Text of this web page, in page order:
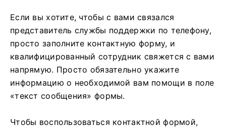
Если вы хотите, чтобы с вами связался
представитель службы поддержки по телефону,
просто заполните контактную форму, и
квалифицированный сотрудник свяжется с вами
напрямую. Просто обязательно укажите
информацию о необходимой вам помощи в поле
«текст сообщения» формы.
Чтобы воспользоваться контактной формой,